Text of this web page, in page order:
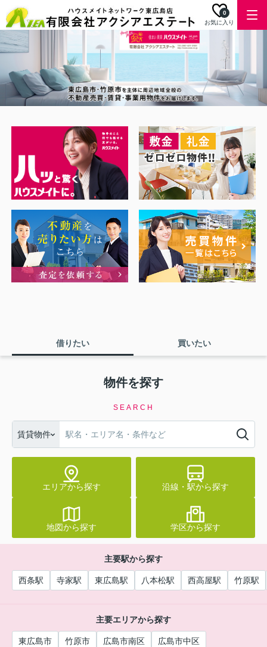
お気に入り
0
借りたい 買いたい
物件を探す
SEARCH
賃貸物件
エリアから探す 沿線・駅から探す
地図から探す 学区から探す
主要駅から探す
西条駅 寺家駅 東広島駅 八本松駅 西高屋駅 竹原駅
主要エリアから探す
東広島市 竹原市 広島市南区 広島市中区